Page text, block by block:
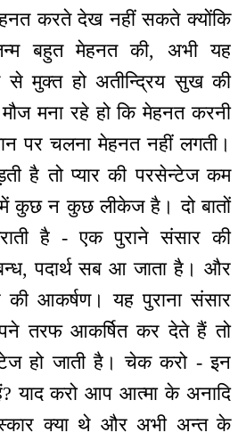
करते देख नहीं सकते क्योंकि
बहुत मेहनत की, अभी यह
मुक्त हो अतीन्द्रिय सुख की
मना रहे हो कि मेहनत करनी
पर चलना मेहनत नहीं लगती।
है तो प्यार की परसेन्टेज कम
कुछ न कुछ लीकेज है। दो बातों
है - एक पुराने संसार की
पदार्थ सब आ जाता है। और
की आकर्षण। यह पुराना संसार
तरफ आकर्षित कर देते हैं तो
हो जाती है। चेक करो - इन
याद करो आप आत्मा के अनादि
क्या थे और अभी अन्त के